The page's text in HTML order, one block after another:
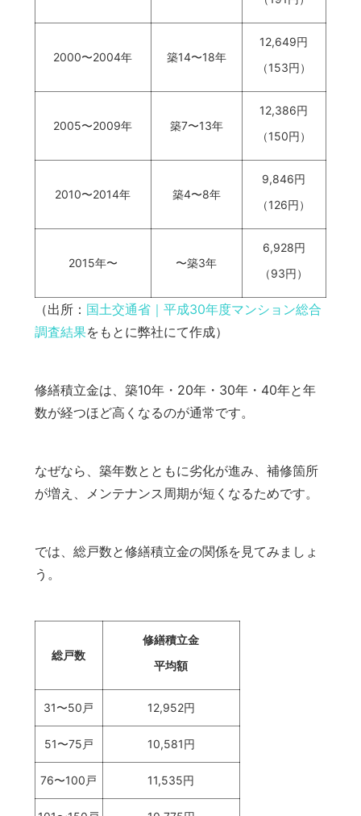
2000〜2004年 築14〜18年
12,649円
（153円）
2005〜2009年 築7〜13年
12,386円
（150円）
2010〜2014年 築4〜8年
9,846円
（126円）
2015年〜 〜築3年
6,928円
（93円）
（出所： 国土交通省｜平成30年度マンション総合
調査結果をもとに弊社にて作成）
修繕積立金は、築10年・20年・30年・40年と年
数が経つほど高くなるのが通常です。
なぜなら、築年数とともに劣化が進み、補修箇所
が増え、メンテナンス周期が短くなるためです。
では、総戸数と修繕積立金の関係を見てみましょ
う。
総戸数
修繕積立金
平均額
31〜50戸 12,952円
51〜75戸 10,581円
76〜100戸 11,535円